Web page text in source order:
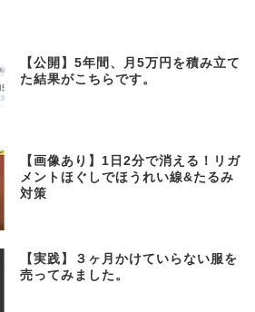
【公開】5年間、月5万円を積み立て
た結果がこちらです。
【画像あり】1日2分で消える！リガ
メントほぐしでほうれい線&たるみ
対策
【実践】３ヶ月かけていらない服を
売ってみました。